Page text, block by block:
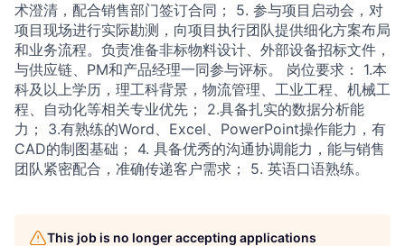
术澄清，配合销售部门签订合同； 5. 参与项目启动会，对
项目现场进行实际勘测，向项目执行团队提供细化方案布局
和业务流程。负责准备非标物料设计、外部设备招标文件，
与供应链、PM和产品经理一同参与评标。 岗位要求： 1.本
科及以上学历，理工科背景，物流管理、工业工程、机械工
程、自动化等相关专业优先； 2.具备扎实的数据分析能
力； 3.有熟练的Word、Excel、PowerPoint操作能力，有
CAD的制图基础； 4. 具备优秀的沟通协调能力，能与销售
团队紧密配合，准确传递客户需求； 5. 英语口语熟练。
This job is no longer accepting applications